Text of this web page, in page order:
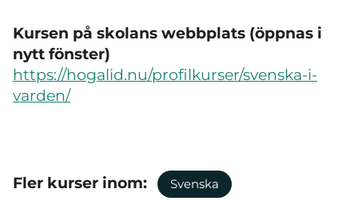
Kursen på skolans webbplats (öppnas i
nytt fönster)
https://hogalid.nu/profilkurser/svenska-i-
varden/
Fler kurser inom: Svenska